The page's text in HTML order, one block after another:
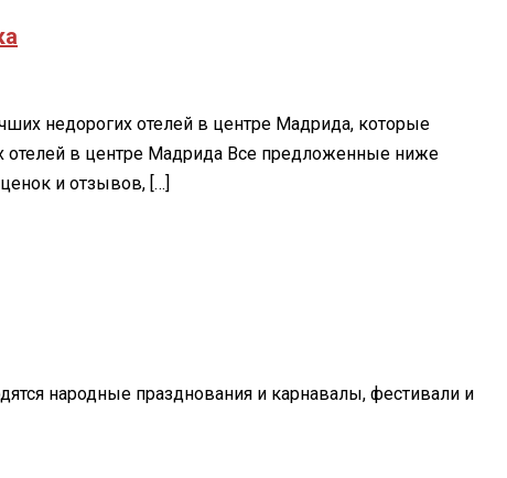
недорогих отелей в центре Мадрида, которые
отелей в центре Мадрида Все предложенные ниже
и отзывов, […]
народные празднования и карнавалы, фестивали и